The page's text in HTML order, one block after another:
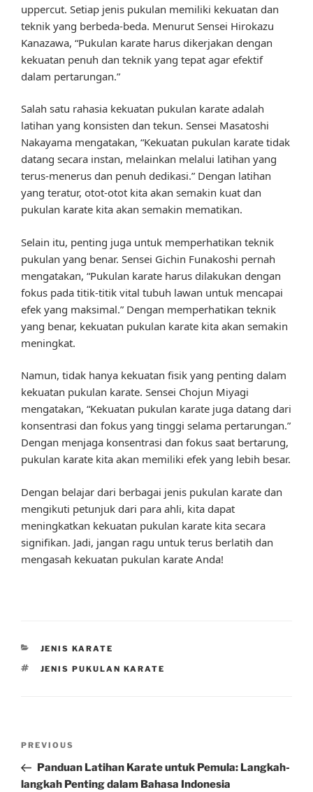
uppercut. Setiap jenis pukulan memiliki kekuatan dan
teknik yang berbeda-beda. Menurut Sensei Hirokazu
Kanazawa, “Pukulan karate harus dikerjakan dengan
kekuatan penuh dan teknik yang tepat agar efektif
dalam pertarungan.”
Salah satu rahasia kekuatan pukulan karate adalah
latihan yang konsisten dan tekun. Sensei Masatoshi
Nakayama mengatakan, “Kekuatan pukulan karate tidak
datang secara instan, melainkan melalui latihan yang
terus-menerus dan penuh dedikasi.” Dengan latihan
yang teratur, otot-otot kita akan semakin kuat dan
pukulan karate kita akan semakin mematikan.
Selain itu, penting juga untuk memperhatikan teknik
pukulan yang benar. Sensei Gichin Funakoshi pernah
mengatakan, “Pukulan karate harus dilakukan dengan
fokus pada titik-titik vital tubuh lawan untuk mencapai
efek yang maksimal.” Dengan memperhatikan teknik
yang benar, kekuatan pukulan karate kita akan semakin
meningkat.
Namun, tidak hanya kekuatan fisik yang penting dalam
kekuatan pukulan karate. Sensei Chojun Miyagi
mengatakan, “Kekuatan pukulan karate juga datang dari
konsentrasi dan fokus yang tinggi selama pertarungan.”
Dengan menjaga konsentrasi dan fokus saat bertarung,
pukulan karate kita akan memiliki efek yang lebih besar.
Dengan belajar dari berbagai jenis pukulan karate dan
mengikuti petunjuk dari para ahli, kita dapat
meningkatkan kekuatan pukulan karate kita secara
signifikan. Jadi, jangan ragu untuk terus berlatih dan
mengasah kekuatan pukulan karate Anda!
CATEGORIES
JENIS KARATE
TAGS
JENIS PUKULAN KARATE
Previous
Post
PREVIOUS
Panduan Latihan Karate untuk Pemula: Langkah-
langkah Penting dalam Bahasa Indonesia